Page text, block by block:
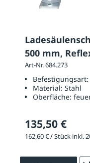
500 mm,
Aufdübeln
Art-Nr. 684.273
Befestigungsart:
Material: Stahl
Oberfläche:
135,50 €
162,60 € / Stück inkl.